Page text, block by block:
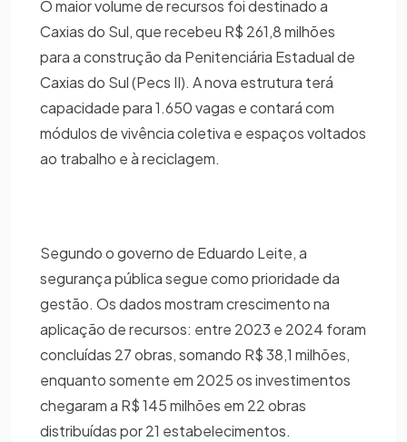
O maior volume de recursos foi destinado a
Caxias do Sul, que recebeu R$ 261,8 milhões
para a construção da Penitenciária Estadual de
Caxias do Sul (Pecs II). A nova estrutura terá
capacidade para 1.650 vagas e contará com
módulos de vivência coletiva e espaços voltados
ao trabalho e à reciclagem.
Segundo o governo de Eduardo Leite, a
segurança pública segue como prioridade da
gestão. Os dados mostram crescimento na
aplicação de recursos: entre 2023 e 2024 foram
concluídas 27 obras, somando R$ 38,1 milhões,
enquanto somente em 2025 os investimentos
chegaram a R$ 145 milhões em 22 obras
distribuídas por 21 estabelecimentos.